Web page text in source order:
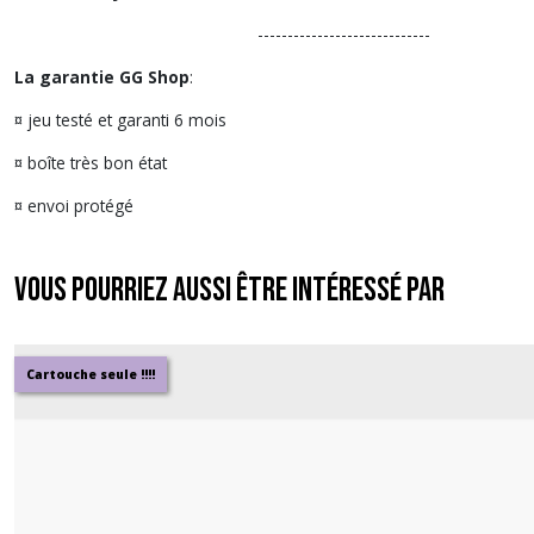
-----------------------------
La garantie GG Shop:
¤ jeu testé et garanti 6 mois
¤ boîte très bon état
¤ envoi protégé
Vous pourriez aussi être intéressé par
Cartouche seule !!!!